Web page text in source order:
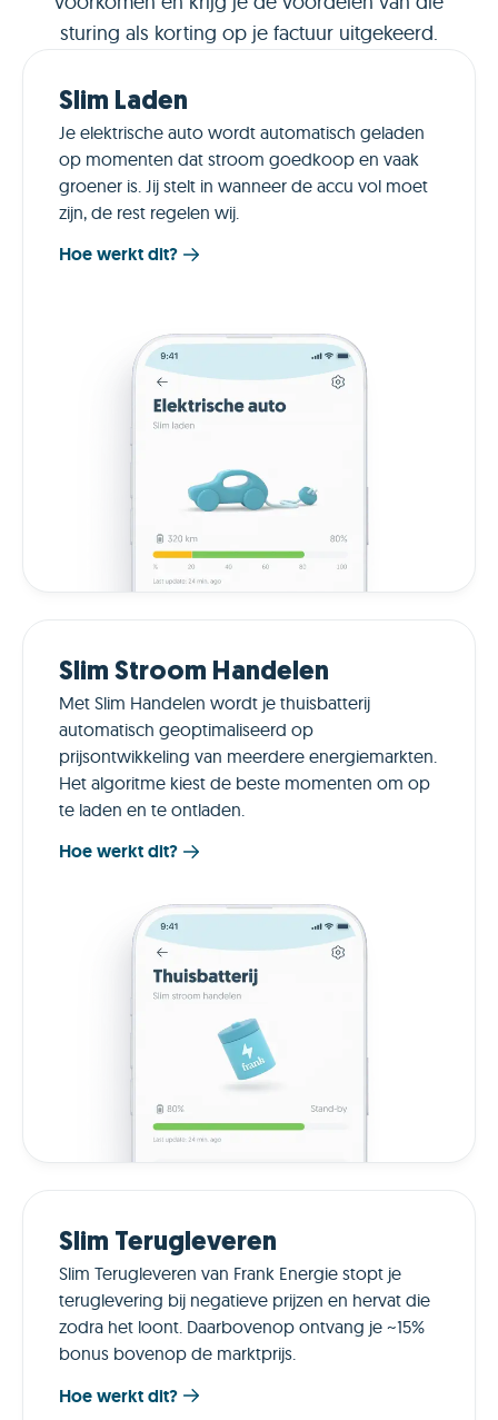
sturing als korting op je factuur uitgekeerd.
Slim Laden
Je elektrische auto wordt automatisch geladen
op momenten dat stroom goedkoop en vaak
groener is. Jij stelt in wanneer de accu vol moet
zijn, de rest regelen wij.
Hoe werkt dit?
Slim Stroom Handelen
Met Slim Handelen wordt je thuisbatterij
automatisch geoptimaliseerd op
prijsontwikkeling van meerdere energiemarkten.
Het algoritme kiest de beste momenten om op
te laden en te ontladen.
Hoe werkt dit?
Slim Terugleveren
Slim Terugleveren van Frank Energie stopt je
teruglevering bij negatieve prijzen en hervat die
zodra het loont. Daarbovenop ontvang je ~15%
bonus bovenop de marktprijs.
Hoe werkt dit?